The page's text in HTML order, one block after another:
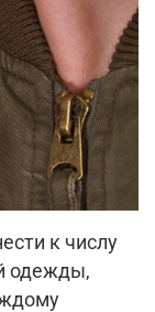
к числу
одежды,